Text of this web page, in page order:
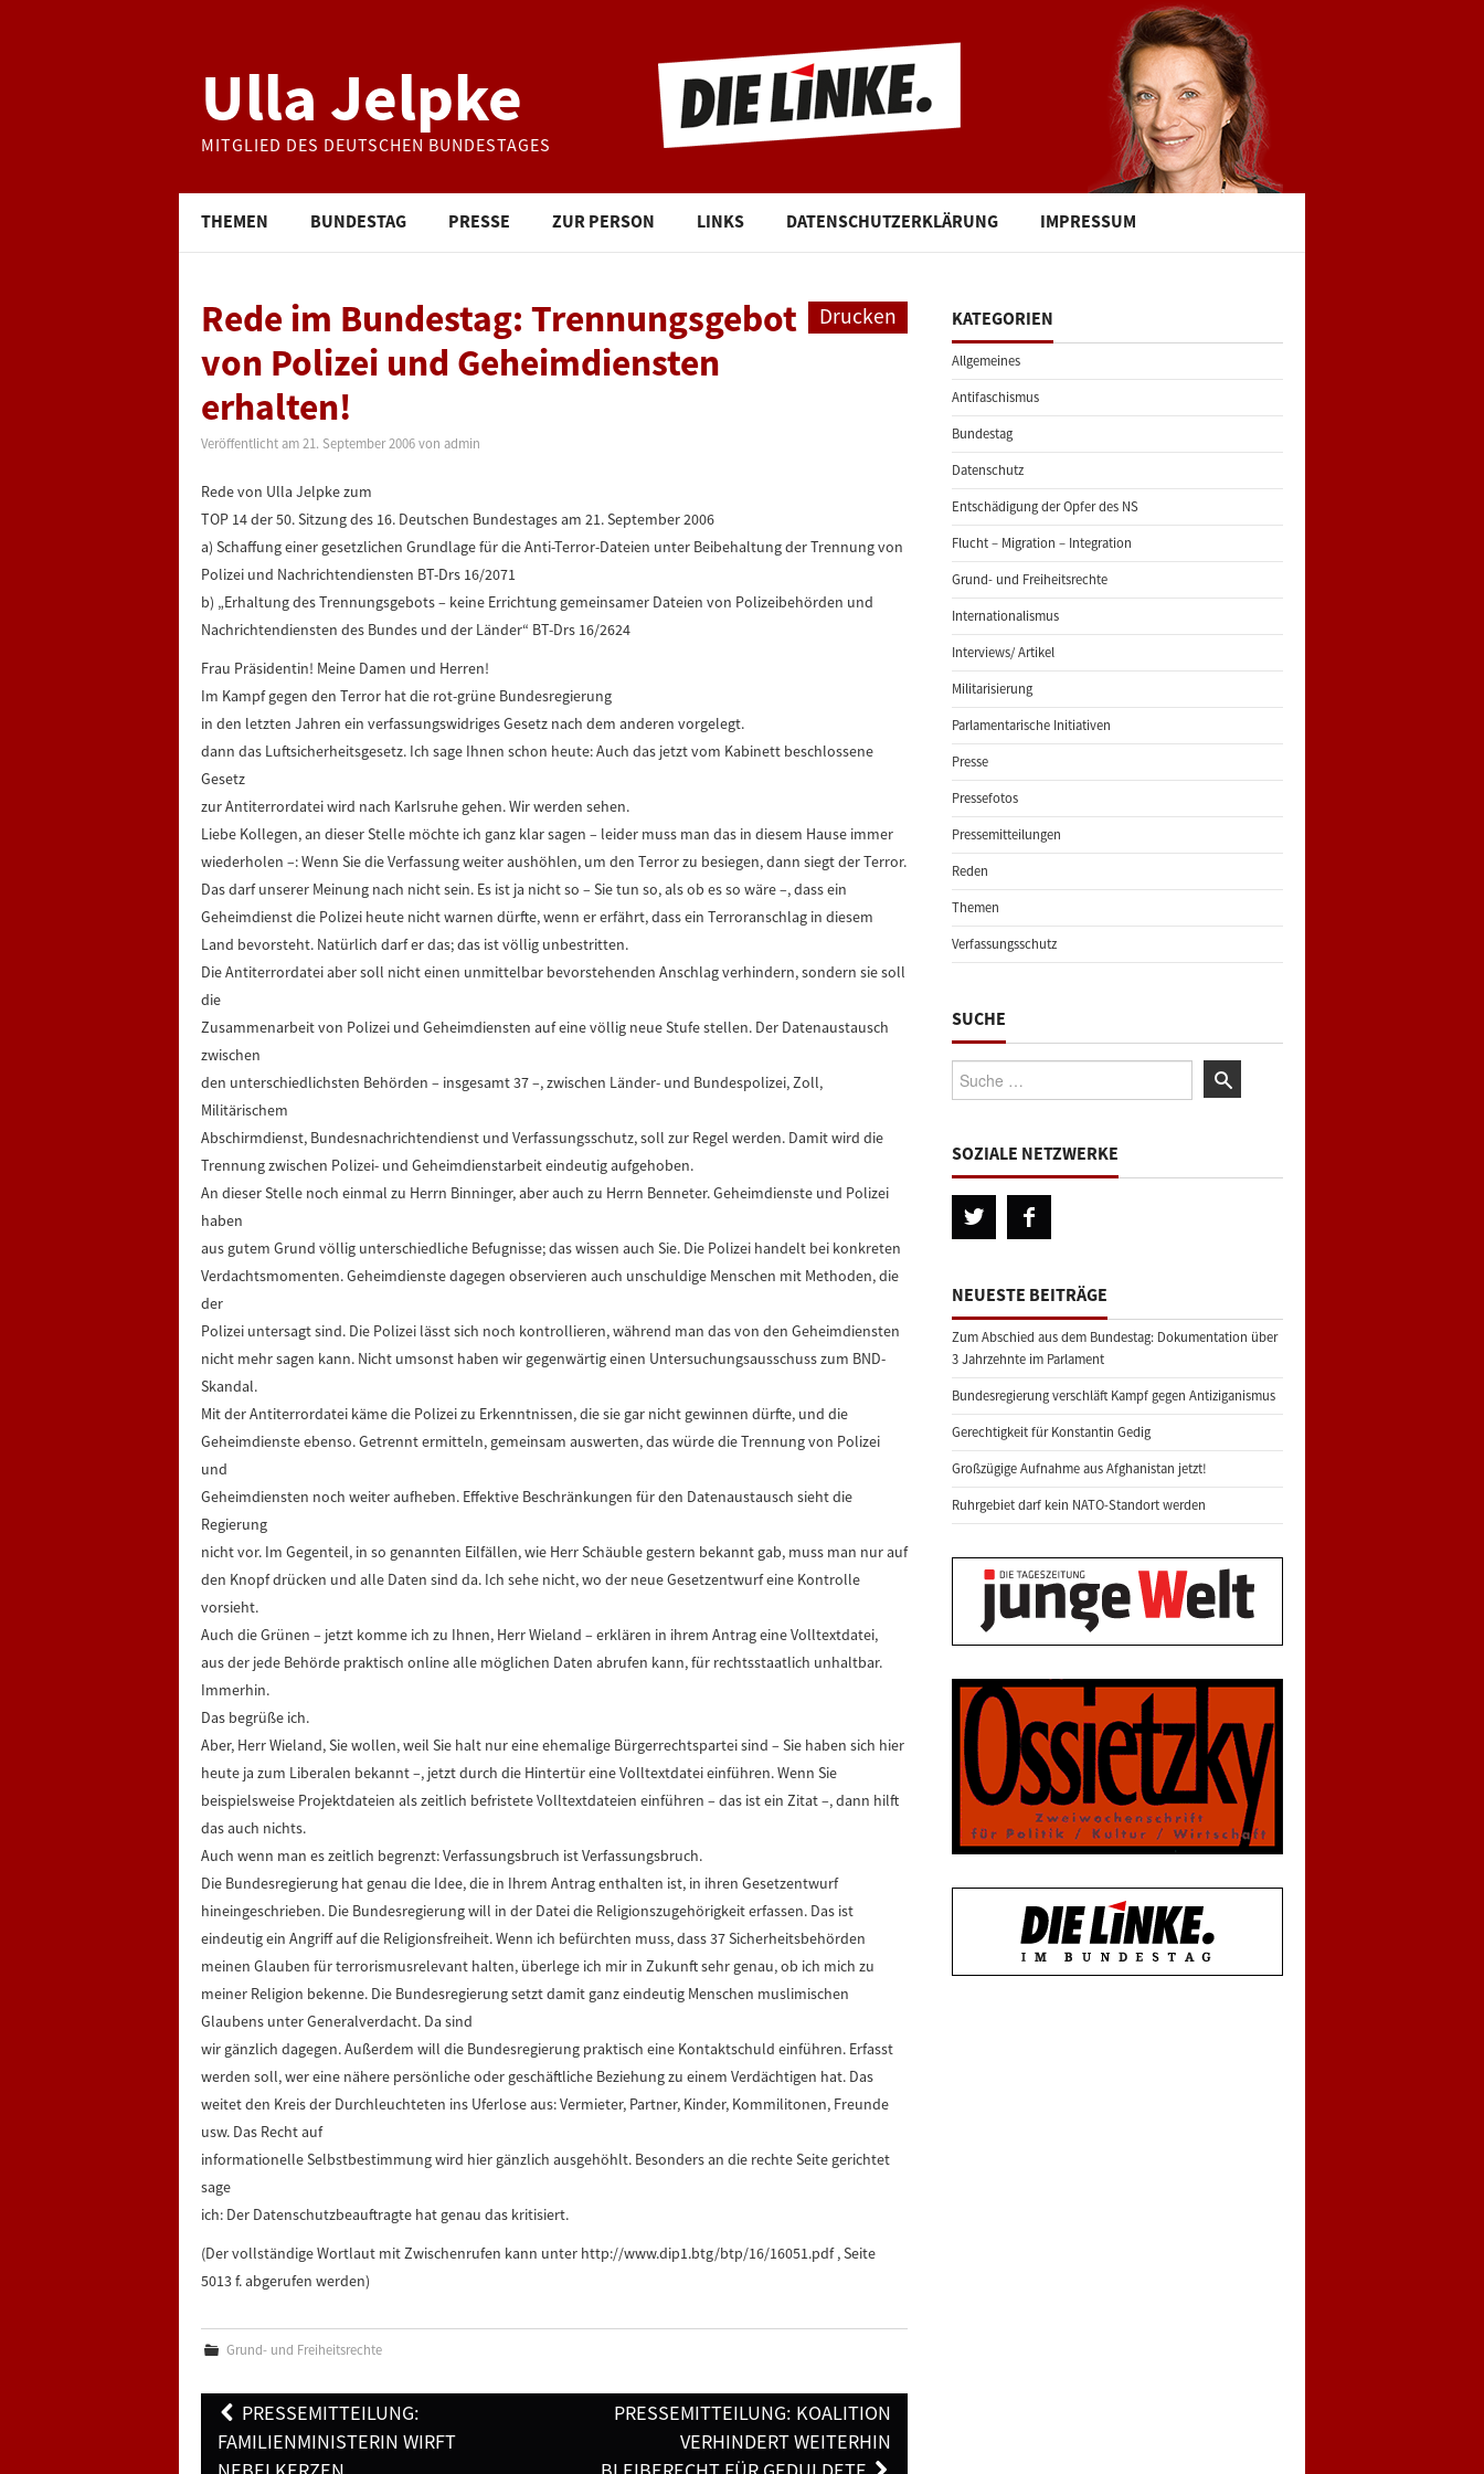
Ulla Jelpke
MITGLIED DES DEUTSCHEN BUNDESTAGES
THEMEN BUNDESTAG PRESSE ZUR PERSON LINKS DATENSCHUTZERKLÄRUNG IMPRESSUM
Drucken
Rede im Bundestag: Trennungsgebot
von Polizei und Geheimdiensten
erhalten!
Veröffentlicht am 21. September 2006 von admin
Rede von Ulla Jelpke zum
TOP 14 der 50. Sitzung des 16. Deutschen Bundestages am 21. September 2006
a) Schaffung einer gesetzlichen Grundlage für die Anti-Terror-Dateien unter Beibehaltung der Trennung von
Polizei und Nachrichtendiensten BT-Drs 16/2071
b) „Erhaltung des Trennungsgebots – keine Errichtung gemeinsamer Dateien von Polizeibehörden und
Nachrichtendiensten des Bundes und der Länder“ BT-Drs 16/2624
Frau Präsidentin! Meine Damen und Herren!
Im Kampf gegen den Terror hat die rot-grüne Bundesregierung
in den letzten Jahren ein verfassungswidriges Gesetz nach dem anderen vorgelegt.
dann das Luftsicherheitsgesetz. Ich sage Ihnen schon heute: Auch das jetzt vom Kabinett beschlossene
Gesetz
zur Antiterrordatei wird nach Karlsruhe gehen. Wir werden sehen.
Liebe Kollegen, an dieser Stelle möchte ich ganz klar sagen – leider muss man das in diesem Hause immer
wiederholen –: Wenn Sie die Verfassung weiter aushöhlen, um den Terror zu besiegen, dann siegt der Terror.
Das darf unserer Meinung nach nicht sein. Es ist ja nicht so – Sie tun so, als ob es so wäre –, dass ein
Geheimdienst die Polizei heute nicht warnen dürfte, wenn er erfährt, dass ein Terroranschlag in diesem
Land bevorsteht. Natürlich darf er das; das ist völlig unbestritten.
Die Antiterrordatei aber soll nicht einen unmittelbar bevorstehenden Anschlag verhindern, sondern sie soll
die
Zusammenarbeit von Polizei und Geheimdiensten auf eine völlig neue Stufe stellen. Der Datenaustausch
zwischen
den unterschiedlichsten Behörden – insgesamt 37 –, zwischen Länder- und Bundespolizei, Zoll,
Militärischem
Abschirmdienst, Bundesnachrichtendienst und Verfassungsschutz, soll zur Regel werden. Damit wird die
Trennung zwischen Polizei- und Geheimdienstarbeit eindeutig aufgehoben.
An dieser Stelle noch einmal zu Herrn Binninger, aber auch zu Herrn Benneter. Geheimdienste und Polizei
haben
aus gutem Grund völlig unterschiedliche Befugnisse; das wissen auch Sie. Die Polizei handelt bei konkreten
Verdachtsmomenten. Geheimdienste dagegen observieren auch unschuldige Menschen mit Methoden, die
der
Polizei untersagt sind. Die Polizei lässt sich noch kontrollieren, während man das von den Geheimdiensten
nicht mehr sagen kann. Nicht umsonst haben wir gegenwärtig einen Untersuchungsausschuss zum BND-
Skandal.
Mit der Antiterrordatei käme die Polizei zu Erkenntnissen, die sie gar nicht gewinnen dürfte, und die
Geheimdienste ebenso. Getrennt ermitteln, gemeinsam auswerten, das würde die Trennung von Polizei
und
Geheimdiensten noch weiter aufheben. Effektive Beschränkungen für den Datenaustausch sieht die
Regierung
nicht vor. Im Gegenteil, in so genannten Eilfällen, wie Herr Schäuble gestern bekannt gab, muss man nur auf
den Knopf drücken und alle Daten sind da. Ich sehe nicht, wo der neue Gesetzentwurf eine Kontrolle
vorsieht.
Auch die Grünen – jetzt komme ich zu Ihnen, Herr Wieland – erklären in ihrem Antrag eine Volltextdatei,
aus der jede Behörde praktisch online alle möglichen Daten abrufen kann, für rechtsstaatlich unhaltbar.
Immerhin.
Das begrüße ich.
Aber, Herr Wieland, Sie wollen, weil Sie halt nur eine ehemalige Bürgerrechtspartei sind – Sie haben sich hier
heute ja zum Liberalen bekannt –, jetzt durch die Hintertür eine Volltextdatei einführen. Wenn Sie
beispielsweise Projektdateien als zeitlich befristete Volltextdateien einführen – das ist ein Zitat –, dann hilft
das auch nichts.
Auch wenn man es zeitlich begrenzt: Verfassungsbruch ist Verfassungsbruch.
Die Bundesregierung hat genau die Idee, die in Ihrem Antrag enthalten ist, in ihren Gesetzentwurf
hineingeschrieben. Die Bundesregierung will in der Datei die Religionszugehörigkeit erfassen. Das ist
eindeutig ein Angriff auf die Religionsfreiheit. Wenn ich befürchten muss, dass 37 Sicherheitsbehörden
meinen Glauben für terrorismusrelevant halten, überlege ich mir in Zukunft sehr genau, ob ich mich zu
meiner Religion bekenne. Die Bundesregierung setzt damit ganz eindeutig Menschen muslimischen
Glaubens unter Generalverdacht. Da sind
wir gänzlich dagegen. Außerdem will die Bundesregierung praktisch eine Kontaktschuld einführen. Erfasst
werden soll, wer eine nähere persönliche oder geschäftliche Beziehung zu einem Verdächtigen hat. Das
weitet den Kreis der Durchleuchteten ins Uferlose aus: Vermieter, Partner, Kinder, Kommilitonen, Freunde
usw. Das Recht auf
informationelle Selbstbestimmung wird hier gänzlich ausgehöhlt. Besonders an die rechte Seite gerichtet
sage
ich: Der Datenschutzbeauftragte hat genau das kritisiert.
(Der vollständige Wortlaut mit Zwischenrufen kann unter http://www.dip1.btg/btp/16/16051.pdf , Seite
5013 f. abgerufen werden)
Grund- und Freiheitsrechte
Post
navigation
PRESSEMITTEILUNG:
FAMILIENMINISTERIN WIRFT
PRESSEMITTEILUNG: KOALITION
VERHINDERT WEITERHIN
KATEGORIEN
Allgemeines
Antifaschismus
Bundestag
Datenschutz
Entschädigung der Opfer des NS
Flucht – Migration – Integration
Grund- und Freiheitsrechte
Internationalismus
Interviews/ Artikel
Militarisierung
Parlamentarische Initiativen
Presse
Pressefotos
Pressemitteilungen
Reden
Themen
Verfassungsschutz
SUCHE
Suche:
SOZIALE NETZWERKE
NEUESTE BEITRÄGE
Zum Abschied aus dem Bundestag: Dokumentation über
3 Jahrzehnte im Parlament
Bundesregierung verschläft Kampf gegen Antiziganismus
Gerechtigkeit für Konstantin Gedig
Großzügige Aufnahme aus Afghanistan jetzt!
Ruhrgebiet darf kein NATO-Standort werden